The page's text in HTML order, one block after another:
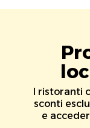
I ristoranti
sconti
e